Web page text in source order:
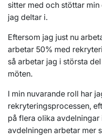
sitter med och stöttar
jag deltar i.
Eftersom jag just nu
arbetar 50% med
så arbetar jag i största
möten.
I min nuvarande roll har
rekryteringsprocessen,
på flera olika
avdelningen arbetar mer